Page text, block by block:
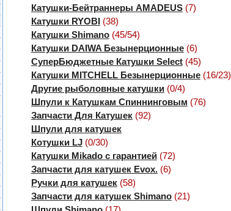
Катушки-Бейтраннеры AMADEUS (7)
Катушки RYOBI (38)
Катушки Shimano (45/54)
Катушки DAIWA Безынерционные (6)
СуперБюджетные Катушки Select (45)
Катушки MITCHELL Безынерционные (16/23)
Другие рыболовные катушки (0/4)
Шпули к Катушкам Спиннинговым (76)
Запчасти Для Катушек (92)
Шпули для катушек
Котушки LJ (0/30)
Катушки Mikado с гарантией (72)
Запчасти для катушек Evox. (6)
Ручки для катушек (58)
Запчасти для катушек Shimano (21)